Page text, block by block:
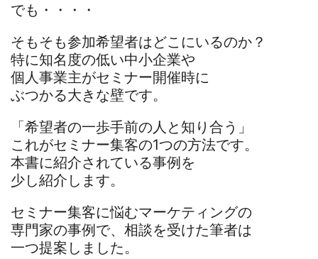
でも・・・・
そもそも参加希望者はどこにいるのか？
特に知名度の低い中小企業や
個人事業主がセミナー開催時に
ぶつかる大きな壁です。
「希望者の一歩手前の人と知り合う」
これがセミナー集客の1つの方法です。
本書に紹介されている事例を
少し紹介します。
セミナー集客に悩むマーケティングの
専門家の事例で、相談を受けた筆者は
一つ提案しました。